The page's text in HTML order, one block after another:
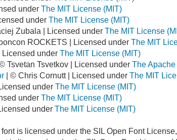
underThe MIT License (MIT)
underThe MIT License (MIT)
Zubala | Licensed underThe MIT License
ROCKETS | Licensed underThe MIT
| Licensed underThe MIT License (MIT)
© Tsvetan Tsvetkov | Licensed underThe
| © Chris Cornutt | Licensed underThe MIT
underThe MIT License (MIT)
underThe MIT License (MIT)
underThe MIT License (MIT)
is licensed under the SIL Open Font